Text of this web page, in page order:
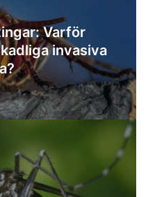
Varför
invasiva